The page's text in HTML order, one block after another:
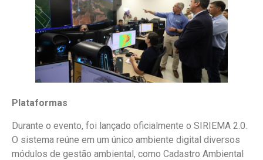
Plataformas
Durante o evento, foi lançado oficialmente o SIRIEMA 2.0.
O sistema reúne em um único ambiente digital diversos
módulos de gestão ambiental, como Cadastro Ambiental